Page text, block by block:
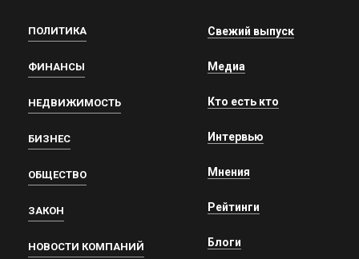
ПОЛИТИКА
ФИНАНСЫ
НЕДВИЖИМОСТЬ
БИЗНЕС
ОБЩЕСТВО
ЗАКОН
НОВОСТИ КОМПАНИЙ
Свежий выпуск
Медиа
Кто есть кто
Интервью
Мнения
Рейтинги
Блоги